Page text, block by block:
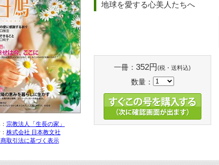
宗教法人「生長の家」
株式会社 日本教文社
取引法に基づく表示
地球を愛する心美人たちへ
一冊： 352円 (税・送料込)
数量：